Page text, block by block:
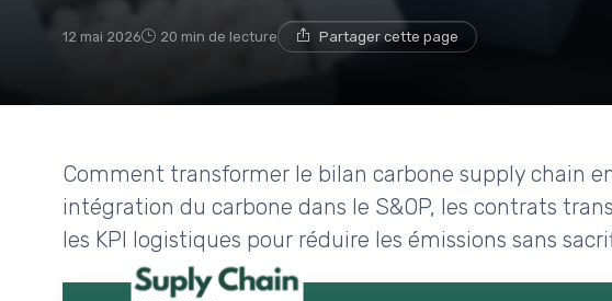
12 mai 2026 20 min de lecture Partager cette page
Comment transformer le bilan carbone supply chain
intégration du carbone dans le S&OP, les contrats
les KPI logistiques pour réduire les émissions sans